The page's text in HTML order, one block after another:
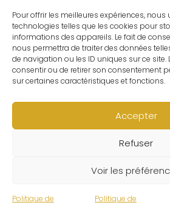
Pour offrir les meilleures expériences, nous
technologies telles que les cookies pour
informations des appareils. Le fait de
nous permettra de traiter des données
de navigation ou les ID uniques sur ce site.
consentir ou de retirer son consentement
sur certaines caractéristiques et fonctions.
Accepter
Refuser
Voir les
Politique de Politique de
Contact
C.G.V
Suivre ma commande
CONTACT
Un problème ? Une question ? Le
à votre disposition 7j/7 et 24h/24.
Notre règle d’or ? Un client 100%
© Le Refuge du Sorcier™